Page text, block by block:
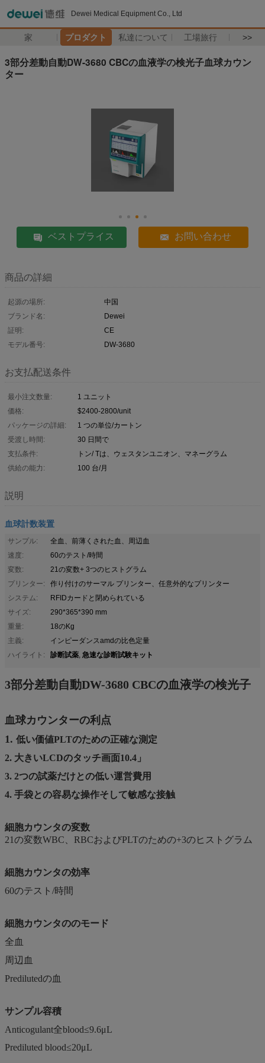
Dewei Medical Equipment Co., Ltd
家 プロダクト 私達について 工場旅行 >>
3部分差動自動DW-3680 CBCの血液学の検光子血球カウン
ター
ベストプライス お問い合わせ
商品の詳細
起源の場所:
中国
ブランド名:
Dewei
証明:
CE
モデル番号:
DW-3680
お支払配送条件
最小注文数量:
1 ユニット
価格:
$2400-2800/unit
パッケージの詳細:
1 つの単位/カートン
受渡し時間:
30 日間で
支払条件:
トン/ Tは、ウェスタンユニオン、マネーグラム
供給の能力:
100 台/月
説明
血球計数装置
サンプル:
全血、前薄くされた血、周辺血
速度:
60のテスト/時間
変数:
21の変数+ 3つのヒストグラム
プリンター:
作り付けのサーマル プリンター、任意外的なプリンター
システム:
RFIDカードと閉められている
サイズ:
290*365*390 mm
重量:
18のKg
主義:
インピーダンスamdの比色定量
ハイライト:
診断試薬, 急速な診断試験キット
3部分差動自動DW-3680 CBCの血液学の検光子
血球カウンターの利点
1. 低い価値PLTのための正確な測定
2. 大きいLCDのタッチ画面10.4」
3. 2つの試薬だけとの低い運営費用
4. 手袋との容易な操作そして敏感な接触
細胞カウンタの変数
21の変数WBC、RBCおよびPLTのための+3のヒストグラム
細胞カウンタの効率
60のテスト/時間
細胞カウンタののモード
全血
周辺血
Predilutedの血
サンプル容積
Anticogulant全blood≤9.6μL
Prediluted blood≤20μL